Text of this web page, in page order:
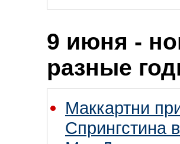
9 июня -
разные
Маккартни
Спрингстина